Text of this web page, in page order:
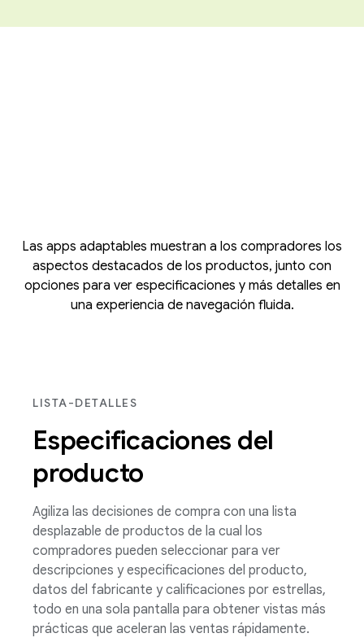
Las apps adaptables muestran a los compradores los
aspectos destacados de los productos, junto con
opciones para ver especificaciones y más detalles en
una experiencia de navegación fluida.
LISTA-DETALLES
Especificaciones del
producto
Agiliza las decisiones de compra con una lista
desplazable de productos de la cual los
compradores pueden seleccionar para ver
descripciones y especificaciones del producto,
datos del fabricante y calificaciones por estrellas,
todo en una sola pantalla para obtener vistas más
prácticas que aceleran las ventas rápidamente.